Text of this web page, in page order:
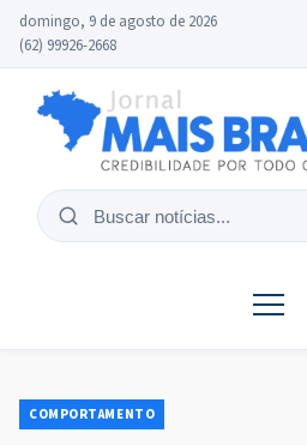
domingo, 9 de agosto de 2026
(62) 99926-2668
Buscar
COMPORTAMENTO